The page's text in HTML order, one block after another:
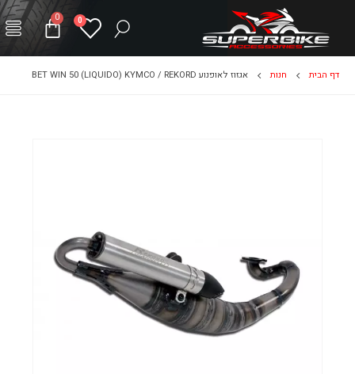
0
0
דף הבית חנות אגזוז לאופנוע BET WIN 50 (LIQUIDO) KYMCO / REKORD